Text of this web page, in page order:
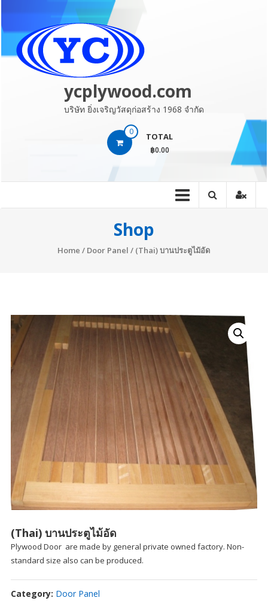
content
ycplywood.com
บริษัท ยิ่งเจริญวัสดุก่อสร้าง 1968 จำกัด
0 TOTAL
฿0.00
Shop
Home / Door Panel / (Thai) บานประตูไม้อัด
(Thai) บานประตูไม้อัด
Plywood Door are made by general private owned factory. Non-
standard size also can be produced.
Category: Door Panel